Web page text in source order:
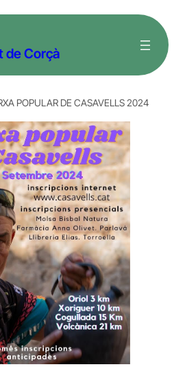
de Corçà
POPULAR DE CASAVELLS 2024